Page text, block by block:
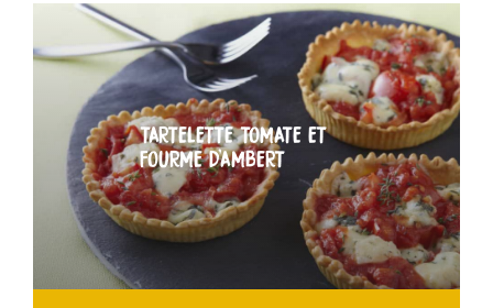
TARTELETTE TOMATE ET
FOURME D’AMBERT